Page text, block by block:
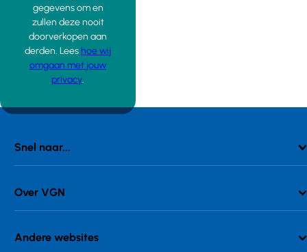
gegevens om en
zullen deze nooit
doorverkopen aan
derden. Lees hoe wij
omgaan met jouw
privacy.
Snel naar...
Over VGN
Andere websites